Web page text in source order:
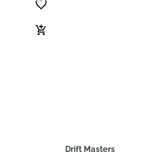
Drift Masters